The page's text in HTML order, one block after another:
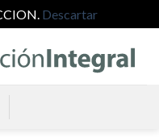
Descartar